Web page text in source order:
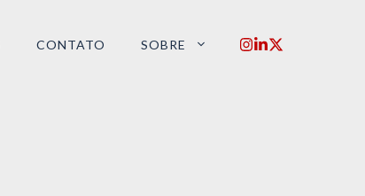
CONTATO SOBRE